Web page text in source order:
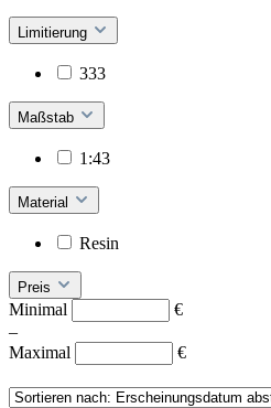
Limitierung
333
Maßstab
1:43
Material
Resin
Preis
Minimal
€
–
Maximal
€